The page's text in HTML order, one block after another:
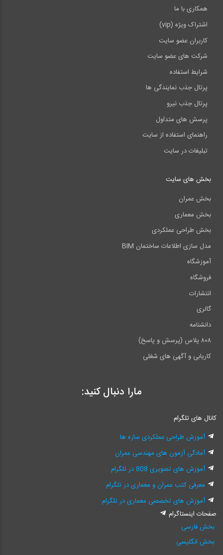
همکاری با ما
اشتراک ویژه (vip)
کاربران عضو سایت
شرکت های عضو سایت
شرایط استفاده
پرتال جذب نمایندگی ها
پرتال جذب نیرو
پرسش های متداول
راهنمای استفاده از سایت
تبلیغات در سایت
بخش های سایت
بخش عمران
بخش معماری
بخش طراحی عملکردی
مدل سازی اطلاعات ساختمان BIM
آموزشگاه
فروشگاه
انتشارات
گالری
دانشنامه
۸۰۸ پلاس (پرسش و پاسخ)
کاریابی و آگهی های شغلی
مارا دنبال کنید:
کانال های تلگرام
آموزش طراحی عملکردی سازه ها
آمادگی آزمون های مهندسی عمران
آموزش های تصویری 808 در تلگرام
معرفی کتب عمران و معماری در تلگرام
آموزش های تخصصی معماری در تلگرام
صفحات اینستاگرام
بخش فارسی
بخش انگلیسی